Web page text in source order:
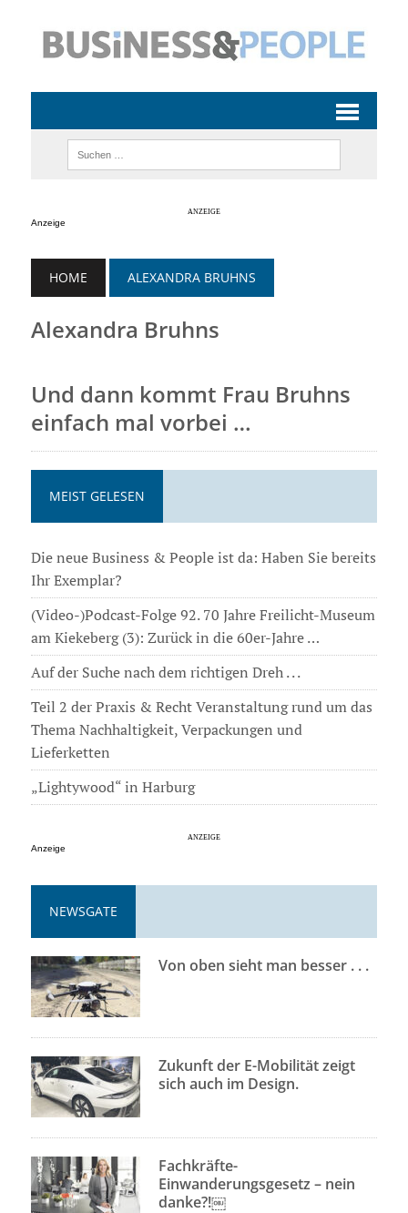
Anzeige
HOME ALEXANDRA BRUHNS
Alexandra Bruhns
Und dann kommt Frau Bruhns
einfach mal vorbei …
MEIST GELESEN
Die neue Business & People ist da: Haben Sie bereits
Ihr Exemplar?
(Video-)Podcast-Folge 92. 70 Jahre Freilicht-Museum
am Kiekeberg (3): Zurück in die 60er-Jahre …
Auf der Suche nach dem richtigen Dreh . . .
Teil 2 der Praxis & Recht Veranstaltung rund um das
Thema Nachhaltigkeit, Verpackungen und
Lieferketten
„Lightywood“ in Harburg
Anzeige
NEWSGATE
Von oben sieht man besser . . .
Zukunft der E-Mobilität zeigt
sich auch im Design.
Fachkräfte-
Einwanderungsgesetz – nein
danke?!￼